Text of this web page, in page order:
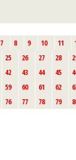
7 8 9 10 11
25 26 27 28
42 43 44 45
59 60 61 62
76 77 78 79